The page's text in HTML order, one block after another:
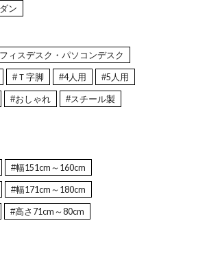
ン
ィスデスク・パソコンデスク
#Ｔ字脚 #4人用 #5人用
#おしゃれ #スチール製
#幅151cm～160cm
#幅171cm～180cm
#高さ71cm～80cm